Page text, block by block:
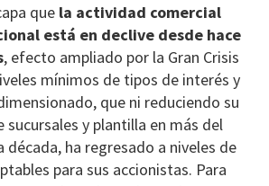
que la actividad comercial
está en declive desde hace
, efecto ampliado por la Gran Crisis
mínimos de tipos de interés y
que ni reduciendo su
sucursales y plantilla en más del
década, ha regresado a niveles de
para sus accionistas. Para